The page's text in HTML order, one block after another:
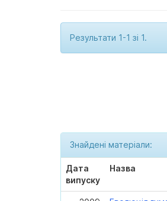
Результати 1-1 зі 1.
Знайдені матеріали:
Дата
випуску
Назва